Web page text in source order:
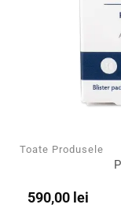
Toate Produsele
590,00 lei